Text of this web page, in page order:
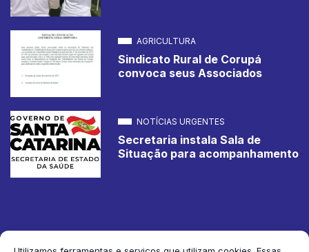
AGRICULTURA
Sindicato Rural de Corupá
convoca seus Associados
NOTÍCIAS URGENTES
Secretaria instala Sala de
Situação para acompanhamento